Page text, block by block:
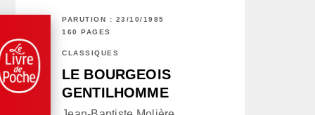
PARUTION : 23/10/1985
160 PAGES
CLASSIQUES
LE BOURGEOIS
GENTILHOMME